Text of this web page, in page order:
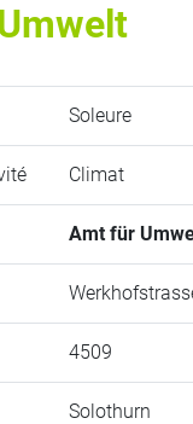
Soleure
Climat
Amt für
4509
Solothurn